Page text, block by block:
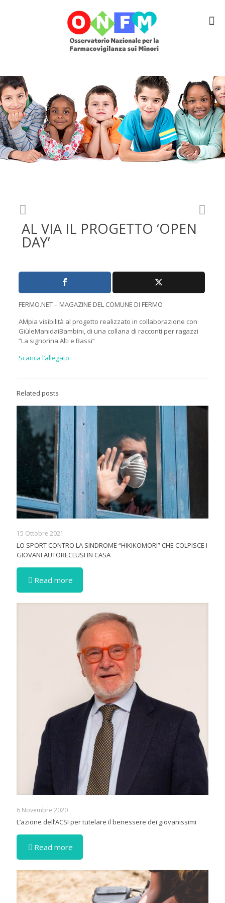
AL VIA IL PROGETTO ‘OPEN
DAY’
FERMO.NET – MAGAZINE DEL COMUNE DI FERMO
AMpia visibilità al progetto realizzato in collaborazione con
GiùleManidaiBambini, di una collana di racconti per ragazzi
“La signorina Alti e Bassi”
Scarica l’allegato
Related posts
15 Ottobre 2021
LO SPORT CONTRO LA SINDROME “HIKIKOMORI” CHE COLPISCE I
GIOVANI AUTORECLUSI IN CASA
Read more
6 Novembre 2020
L’azione dell’ACSI per tutelare il benessere dei giovanissimi
Read more